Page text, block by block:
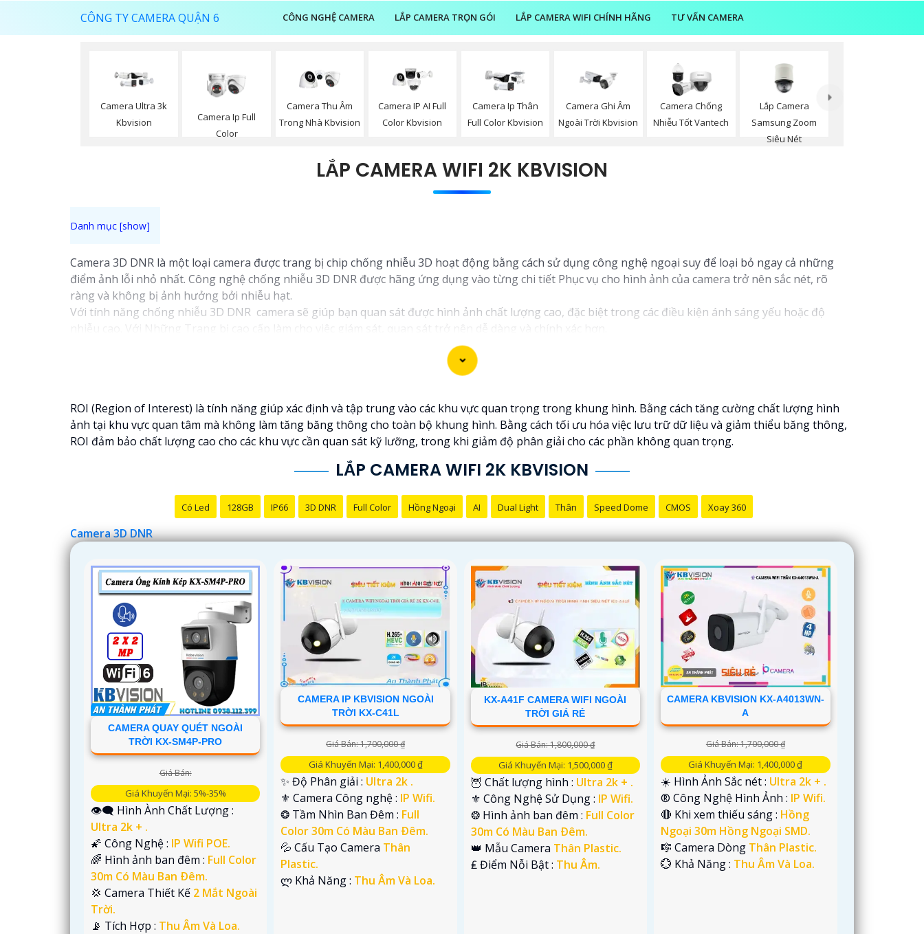
CÔNG TY CAMERA QUẬN 6 CÔNG NGHỆ CAMERA LẮP CAMERA TRỌN GÓI LẮP CAMERA WIFI CHÍNH HÃNG TƯ VẤN CAMERA
Camera Ultra 3k
Kbvision
Camera Ip Full
Color
Camera Thu Âm
Trong Nhà Kbvision
Camera IP AI Full
Color Kbvision
Camera Ip Thân
Full Color Kbvision
Camera Ghi Âm
Ngoài Trời Kbvision
Camera Chống
Nhiễu Tốt Vantech
Lắp Camera
Samsung Zoom
Siêu Nét
LẮP CAMERA WIFI 2K KBVISION
Camera 3D DNR là một loại camera được trang bị chip chống nhiễu 3D hoạt động bằng cách sử dụng công nghệ ngoại suy để loại bỏ ngay cả những
điểm ảnh lỗi nhỏ nhất. Công nghệ chống nhiễu 3D DNR được hãng ứng dụng vào từng chi tiết Phục vụ cho hình ảnh của camera trở nên sắc nét, rõ
ràng và không bị ảnh hưởng bởi nhiễu hạt.
Với tính năng chống nhiễu 3D DNR camera sẽ giúp bạn quan sát được hình ảnh chất lượng cao, đặc biệt trong các điều kiện ánh sáng yếu hoặc độ
nhiễu cao. Với Những Trang bị cao cấp làm cho việc giám sát, quan sát trở nên dễ dàng và chính xác hơn.
ROI (Region of Interest) là tính năng giúp xác định và tập trung vào các khu vực quan trọng trong khung hình. Bằng cách tăng cường chất lượng hình
ảnh tại khu vực quan tâm mà không làm tăng băng thông cho toàn bộ khung hình. Bằng cách tối ưu hóa việc lưu trữ dữ liệu và giảm thiểu băng thông,
ROI đảm bảo chất lượng cao cho các khu vực cần quan sát kỹ lưỡng, trong khi giảm độ phân giải cho các phần không quan trọng.
LẮP CAMERA WIFI 2K KBVISION
Có Led 128GB IP66 3D DNR Full Color Hồng Ngoại AI Dual Light Thân Speed Dome CMOS Xoay 360
Camera 3D DNR
CAMERA QUAY QUÉT NGOÀI
TRỜI KX-SM4P-PRO
Giá Bán:
Giá Khuyến Mại: 5%-35%
👁️‍🗨 Hình Ành Chất Lượng :
Ultra 2k + .
🌠 Công Nghệ : IP Wifi POE.
🌈 Hình ảnh ban đêm : Full Color
30m Có Màu Ban Ðêm.
💢 Camera Thiết Kế 2 Mắt Ngoài
Trời.
️📡 Tích Hợp : Thu Âm Và Loa.
CAMERA IP KBVISION NGOÀI
TRỜI KX-C41L
Giá Bán: 1,700,000 ₫
Giá Khuyến Mại: 1,400,000 ₫
✨ Độ Phân giải : Ultra 2k .
⚜️ Camera Công nghệ : IP Wifi.
❂ Tầm Nhìn Ban Đêm : Full
Color 30m Có Màu Ban Ðêm.
💦 Cấu Tạo Camera Thân
Plastic.
️ლ Khả Năng : Thu Âm Và Loa.
KX-A41F CAMERA WIFI NGOÀI
TRỜI GIÁ RẺ
Giá Bán: 1,800,000 ₫
Giá Khuyến Mại: 1,500,000 ₫
🦉 Chất lượng hình : Ultra 2k + .
⚜️ Công Nghệ Sử Dụng : IP Wifi.
❂ Hình ảnh ban đêm : Full Color
30m Có Màu Ban Ðêm.
👑 Mẫu Camera Thân Plastic.
️₤ Điểm Nỗi Bật : Thu Âm.
CAMERA KBVISION KX-A4013WN-
A
Giá Bán: 1,700,000 ₫
Giá Khuyến Mại: 1,400,000 ₫
☀️ Hình Ảnh Sắc nét : Ultra 2k + .
®️ Công Nghệ Hình Ảnh : IP Wifi.
🔴 Khi xem thiếu sáng : Hồng
Ngoại 30m Hồng Ngoại SMD.
🎼️ Camera Dòng Thân Plastic.
️💮 Khả Năng : Thu Âm Và Loa.